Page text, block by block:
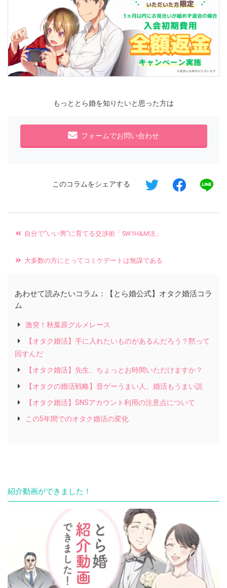
もっととら婚を知りたいと思った方は
フォームでお問い合わせ
このコラムをシェアする
自分で"いい男"に育てる交渉術「5W1H&M法」
大多数の方にとってコミケデートは無謀である
あわせて読みたいコラム：【とら婚公式】オタク婚活コラ
ム
激突！秋葉原グルメレース
【オタク婚活】手に入れたいものがあるんだろう？黙って
回すんだ
【オタク婚活】先生、ちょっとお時間いただけますか？
【オタクの婚活戦略】音ゲーうまい人、婚活もうまい説
【オタク婚活】SNSアカウント利用の注意点について
この5年間でのオタク婚活の変化
紹介動画ができました！